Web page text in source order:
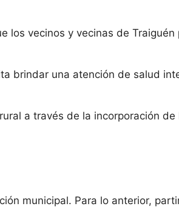
los vecinos y vecinas de
brindar una atención de salud
a través de la incorporación
municipal. Para lo anterior,